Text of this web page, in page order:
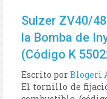
Sulzer ZV40/
la Bomba de
(Código K
Escrito porBlogeri
El tornillo de